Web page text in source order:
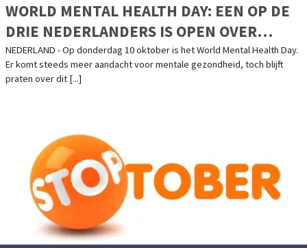
WORLD MENTAL HEALTH DAY: EEN OP DE
DRIE NEDERLANDERS IS OPEN OVER
MENTALE GEZONDHEID
NEDERLAND - Op donderdag 10 oktober is het World Mental Health Day.
Er komt steeds meer aandacht voor mentale gezondheid, toch blijft
praten over dit [...]